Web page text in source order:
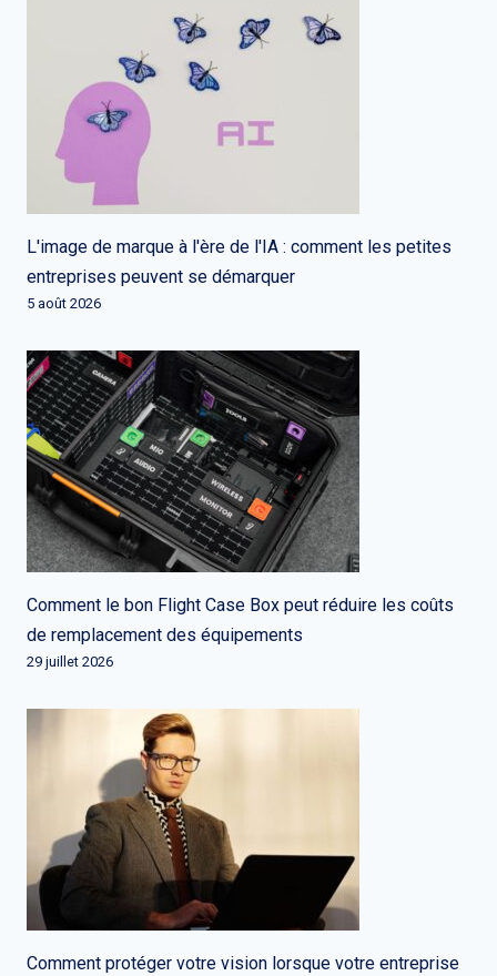
L'image de marque à l'ère de l'IA : comment les petites
entreprises peuvent se démarquer
5 août 2026
Comment le bon Flight Case Box peut réduire les coûts
de remplacement des équipements
29 juillet 2026
Comment protéger votre vision lorsque votre entreprise